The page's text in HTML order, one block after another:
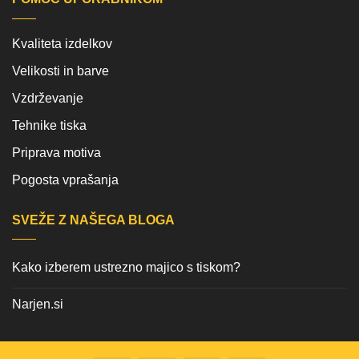
Kvaliteta izdelkov
Velikosti in barve
Vzdrževanje
Tehnike tiska
Priprava motiva
Pogosta vprašanja
SVEŽE Z NAŠEGA BLOGA
Kako izberem ustrezno majico s tiskom?
Narjen.si